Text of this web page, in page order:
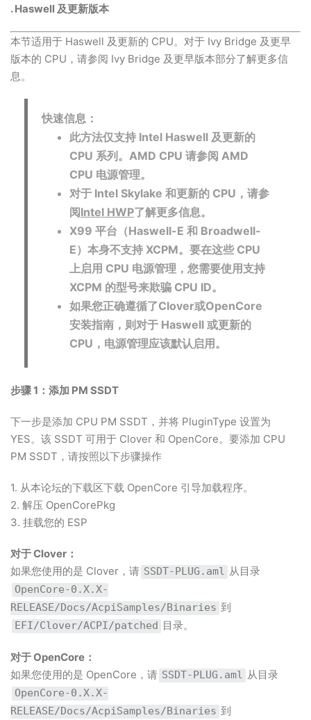
. Haswell 及更新版本
本节适用于 Haswell 及更新的 CPU。对于 Ivy Bridge 及更早
版本的 CPU，请参阅 Ivy Bridge 及更早版本部分了解更多信
息。
快速信息：
此方法仅支持 Intel Haswell 及更新的
CPU 系列。AMD CPU 请参阅 AMD
CPU 电源管理。
对于 Intel Skylake 和更新的 CPU，请参
阅Intel HWP了解更多信息。
X99 平台（Haswell-E 和 Broadwell-
E）本身不支持 XCPM。要在这些 CPU
上启用 CPU 电源管理，您需要使用支持
XCPM 的型号来欺骗 CPU ID。
如果您正确遵循了Clover或OpenCore
安装指南，则对于 Haswell 或更新的
CPU，电源管理应该默认启用。
步骤 1：添加 PM SSDT
下一步是添加 CPU PM SSDT，并将 PluginType 设置为
YES。该 SSDT 可用于 Clover 和 OpenCore。要添加 CPU
PM SSDT，请按照以下步骤操作
1. 从本论坛的下载区下载 OpenCore 引导加载程序。
2. 解压 OpenCorePkg
3. 挂载您的 ESP
对于 Clover：
如果您使用的是 Clover，请 SSDT-PLUG.aml 从目录
OpenCore-0.X.X-
RELEASE/Docs/AcpiSamples/Binaries 到
EFI/Clover/ACPI/patched 目录。
对于 OpenCore：
如果您使用的是 OpenCore，请 SSDT-PLUG.aml 从目录
OpenCore-0.X.X-
RELEASE/Docs/AcpiSamples/Binaries 到